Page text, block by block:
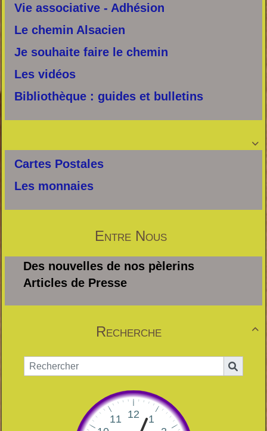
Vie associative - Adhésion
Le chemin Alsacien
Je souhaite faire le chemin
Les vidéos
Bibliothèque : guides et bulletins

Cartes Postales
Les monnaies
Entre Nous
Des nouvelles de nos pèlerins
Articles de Presse

Recherche